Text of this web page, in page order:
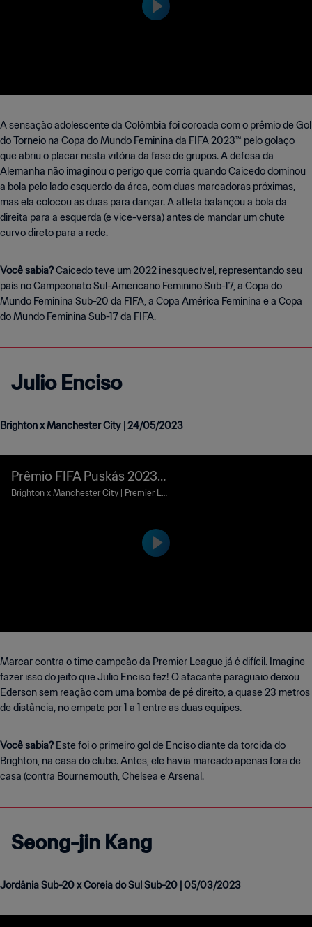
A sensação adolescente da Colômbia foi coroada com o prêmio de Gol
do Torneio na Copa do Mundo Feminina da FIFA 2023™ pelo golaço
que abriu o placar nesta vitória da fase de grupos. A defesa da
Alemanha não imaginou o perigo que corria quando Caicedo dominou
a bola pelo lado esquerdo da área, com duas marcadoras próximas,
mas ela colocou as duas para dançar. A atleta balançou a bola da
direita para a esquerda (e vice-versa) antes de mandar um chute
curvo direto para a rede.
Você sabia?Caicedo teve um 2022 inesquecível, representando seu
país no Campeonato Sul-Americano Feminino Sub-17, a Copa do
Mundo Feminina Sub-20 da FIFA, a Copa América Feminina e a Copa
do Mundo Feminina Sub-17 da FIFA.
Julio Enciso
Brighton x Manchester City | 24/05/2023
Prêmio FIFA Puskás 2023 |
Júlio Enciso
Brighton x Manchester City | Premier Le
Marcar contra o time campeão da Premier League já é difícil. Imagine
fazer isso do jeito que Julio Enciso fez! O atacante paraguaio deixou
Ederson sem reação com uma bomba de pé direito, a quase 23 metros
de distância, no empate por 1 a 1 entre as duas equipes.
Você sabia? Este foi o primeiro gol de Enciso diante da torcida do
Brighton, na casa do clube. Antes, ele havia marcado apenas fora de
casa (contra Bournemouth, Chelsea e Arsenal.
Seong-jin Kang
Jordânia Sub-20 x Coreia do Sul Sub-20 | 05/03/2023